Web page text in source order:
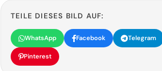
TEILE DIESES BILD AUF:
WhatsApp Facebook Telegram
Pinterest